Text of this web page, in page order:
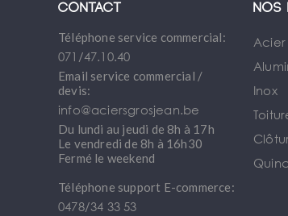
Contact
Téléphone service commercial:
071/47.10.40
Email service commercial /
devis:
info@aciersgrosjean.be
Du lundi au jeudi de 8h à 17h
Le vendredi de 8h à 16h30
Fermé le weekend
Téléphone support E-commerce:
0478/34 33 53
Acier
Inox